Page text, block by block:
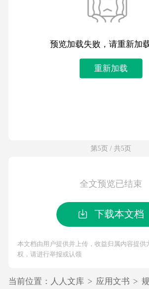
预览加载失败，请重新加
重新加载
第5页 / 共5页
全文预览已结束
下载本文档
本文档由用户提供并上传，收益归属内容提供
权，请进行举报或认领
当前位置： 人人文库 > 应用文书 >